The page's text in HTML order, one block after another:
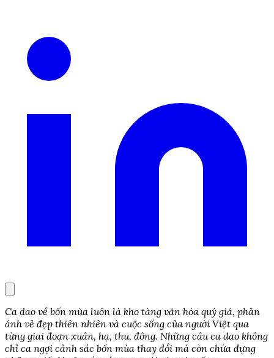
Ca dao về bốn mùa luôn là kho tàng văn hóa quý giá, phản
ánh vẻ đẹp thiên nhiên và cuộc sống của người Việt qua
từng giai đoạn xuân, hạ, thu, đông. Những câu ca dao không
chỉ ca ngợi cảnh sắc bốn mùa thay đổi mà còn chứa đựng